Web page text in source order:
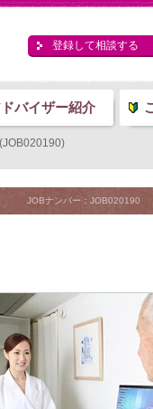
登録して相談する
バイザー紹介
JOBナンバー：JOB020190